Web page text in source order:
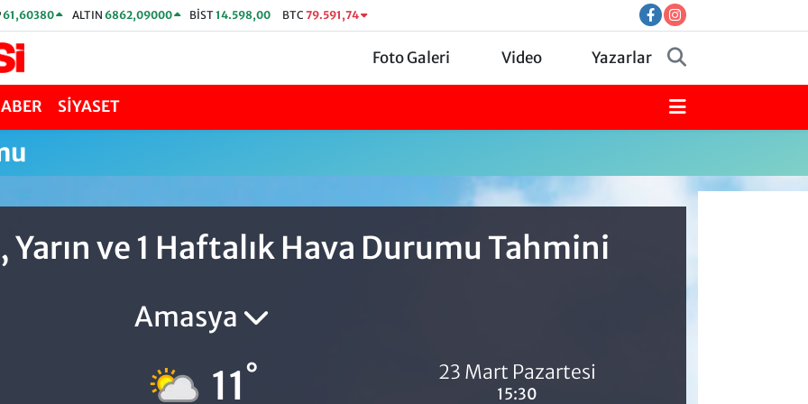
61,60380 ALTIN 6862,09000 BİST14.598,00 BTC 79.591,74
Foto Galeri Video Yazarlar
SİYASET
Yarın ve 1 Haftalık Hava Durumu Tahmini
Amasya
11° 23 Mart Pazartesi
15:30